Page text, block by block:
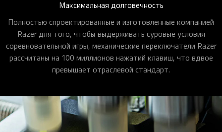
Максимальная долговечность
Полностью спроектированные и изготовленные компанией
Razer для того, чтобы выдерживать суровые условия
соревновательной игры, механические переключатели Razer
рассчитаны на 100 миллионов нажатий клавиш, что вдвое
превышает отраслевой стандарт.